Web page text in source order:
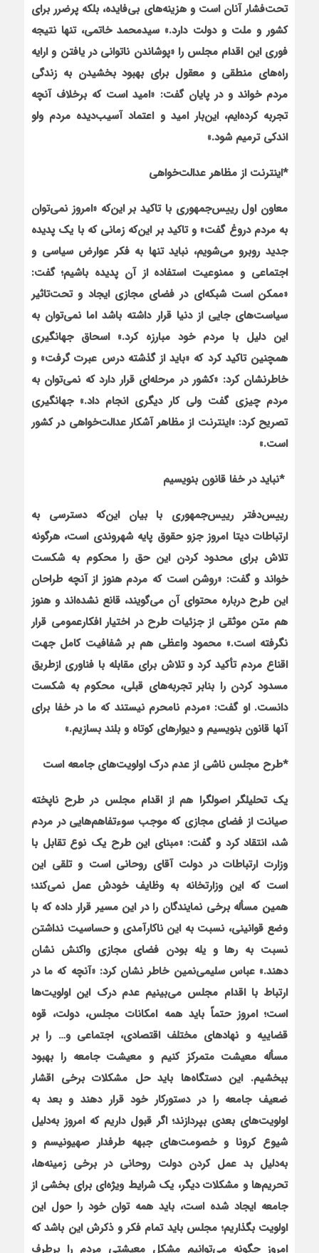
تحت‌فشار آنان است و هزينه‌هاي بي‌فايده، بلكه پرضرر براي
كشور و ملت و دولت دارد.» سيدمحمد خاتمي، تنها نتيجه
فوري اين اقدام مجلس را «پوشاندن ناتواني در يافتن و ارايه
راه‌هاي منطقي و معقول براي بهبود بخشيدن به زندگي
مردم خواند و در پايان گفت: «اميد است كه برخلاف آنچه
تجربه كرده‌ايم، اين‌بار اميد و اعتماد آسيب‌ديده مردم ولو
اندكي ترميم شود.
»
*اينترنت از مظاهر عدالت‌خواهي
معاون اول رييس‌جمهوري با تاكيد بر اين‌كه «امروز نمي‌توان
به مردم دروغ گفت» و تاكيد بر اين‌كه زماني كه با يك پديده
جديد روبرو مي‌شويم، نبايد تنها به فكر عوارض سياسي و
اجتماعي و ممنوعيت استفاده از آن پديده باشيم؛ گفت:
«ممكن است شبكه‌اي در فضاي مجازي ايجاد و تحت‌تاثير
سياست‌هاي جايي از دنيا قرار داشته باشد اما نمي‌توان به
اين دليل با مردم خود مبارزه كرد.» اسحاق جهانگيري
همچنين تاكيد كرد كه «بايد از گذشته درس عبرت گرفت» و
خاطرنشان كرد: «كشور در مرحله‌اي قرار دارد كه نمي‌توان به
مردم چيزي گفت ولي كار ديگري انجام داد.» جهانگيري
تصريح كرد: «اينترنت از مظاهر آشكار عدالت‌خواهي در كشور
است.»
*نبايد در خفا قانون بنويسيم
رييس‌دفتر رييس‌جمهوري با بيان اينكه دسترسي به
ارتباطات ديتا امروز جزو حقوق پايه شهروندي است، هرگونه
تلاش براي محدود کردن اين حق را محكوم به شكست
خواند و گفت: «روشن است كه مردم هنوز از آنچه طراحان
اين طرح درباره محتواي آن مي‌گويند، قانع نشده‌اند و هنوز
هم متن موثقي از جزئيات طرح در اختيار افكارعمومي قرار
نگرفته است.» محمود واعظي هم بر شفافيت كامل جهت
اقناع مردم تأكيد كرد و تلاش براي مقابله با فناوري ازطريق
مسدود كردن را بنابر تجربه‌هاي قبلي، محكوم به شكست
دانست. او گفت: «مردم نامحرم نيستند كه ما در خفا براي
آنها قانون بنويسيم و ديوارهاي كوتاه و بلند بسازيم.»
*طرح مجلس ناشي از عدم درك اولويت‌هاي جامعه است
يك تحليلگر اصولگرا هم از اقدام مجلس در طرح ناپخته
صيانت از فضاي مجازي كه موجب سوءتفاهم‌هايي در مردم
شد، انتقاد كرد و گفت: «مبناي اين طرح يك نوع تقابل با
وزارت ارتباطات در دولت آقاي روحاني است و تلقي اين
است كه اين وزارتخانه به وظايف خودش عمل نمي‌كند؛
همين مسأله برخي نمايندگان را در اين مسير قرار داده كه با
وضع قوانيني، نسبت به اين ناكارآمدي و حساسيت نداشتن
نسبت به رها و يله بودن فضاي مجازي واكنش نشان
دهند.» عباس سليمي‌نمين خاطر نشان كرد: «آنچه كه ما در
ارتباط با اقدام مجلس مي‌بينيم عدم درك اين اولويت‌ها
است؛ امروز حتماً بايد همه امكانات مجلس، دولت، قوه
قضاييه و نهادهاي مختلف اقتصادي، اجتماعي و… را بر
مسأله معيشت متمركز كنيم و معيشت جامعه را بهبود
ببخشيم. اين دستگاه‌ها بايد حل مشكلات برخي اقشار
ضعيف جامعه را در دستوركار خود قرار دهند و بعد به
اولويت‌هاي بعدي بپردازند؛ اگر قبول داريم كه امروز به‌دليل
شيوع كرونا و خصومت‌هاي جبهه طرفدار صهيونيسم و
به‌دليل بد عمل كردن دولت روحاني در برخي زمينه‌ها،
تحريم‌ها و مشكلات ديگر، يك شرايط ويژه‌اي براي بخشي از
جامعه ايجاد شده است، بايد همه توان خود را حول اين
اولويت بگذاريم؛ مجلس بايد تمام فكر و ذكرش اين باشد كه
امروز چگونه مي‌توانيم مشكل معيشتي مردم را برطرف